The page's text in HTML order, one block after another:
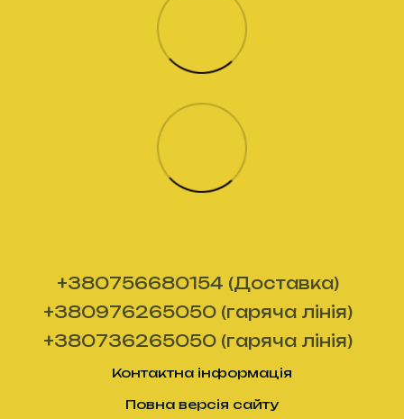
+380756680154 (Доставка)
+380976265050 (гаряча лінія)
+380736265050 (гаряча лінія)
Контактна інформація
Повна версія сайту